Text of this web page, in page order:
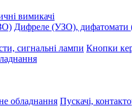
вимикачі
Дифреле (УЗО),
Кнопки
Пускачі,